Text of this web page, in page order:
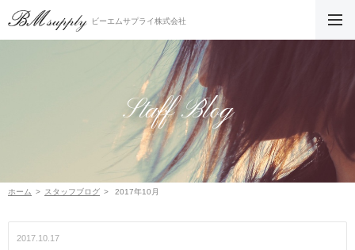
ビーエムサプライ株式会社
Staff Blog
ホーム スタッフブログ 2017年10月
2017.10.17